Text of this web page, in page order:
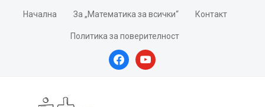
Начална За „Математика за всички“ Контакт
Политика за поверителност
facebookyoutube